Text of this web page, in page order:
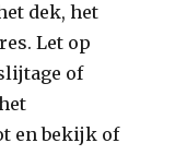
dek, het
Let op
of
en bekijk of